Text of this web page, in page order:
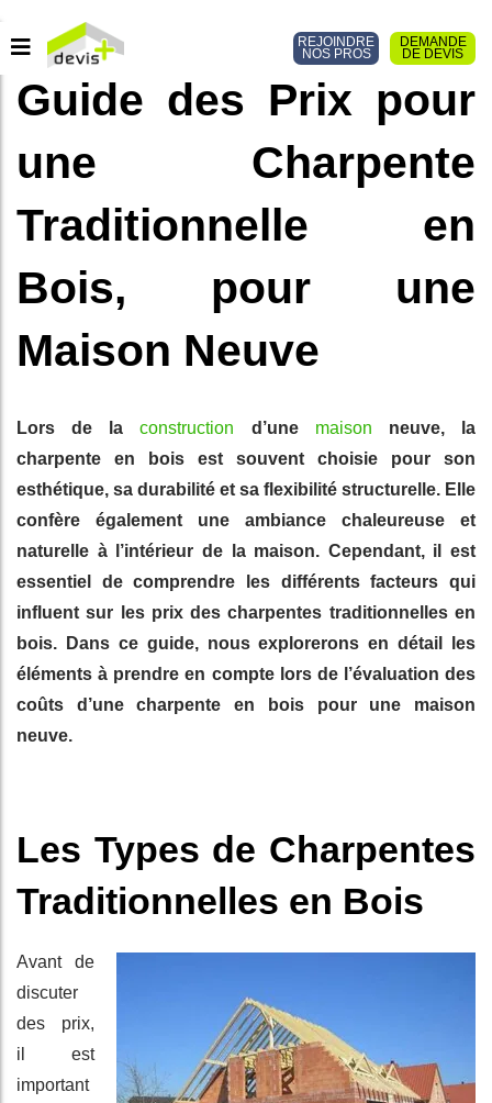
DEMANDE
DE DEVIS
REJOINDRE
NOS PROS
Guide des Prix pour
une Charpente
Traditionnelle en
Bois, pour une
Maison Neuve
Lors de laconstruction d’une maison neuve, la
charpente en bois est souvent choisie pour son
esthétique, sa durabilité et sa flexibilité structurelle. Elle
confère également une ambiance chaleureuse et
naturelle à l’intérieur de la maison. Cependant, il est
essentiel de comprendre les différents facteurs qui
influent sur les prix des charpentes traditionnelles en
bois. Dans ce guide, nous explorerons en détail les
éléments à prendre en compte lors de l’évaluation des
coûts d’une charpente en bois pour une maison
neuve.
Les Types de Charpentes
Traditionnelles en Bois
Avant de
discuter
des prix,
il est
important